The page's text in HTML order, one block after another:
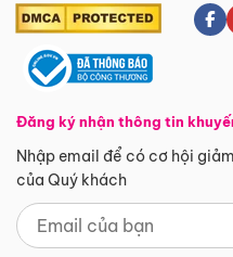
Đăng ký nhận thông tin
Nhập email để có cơ hội
của Quý khách